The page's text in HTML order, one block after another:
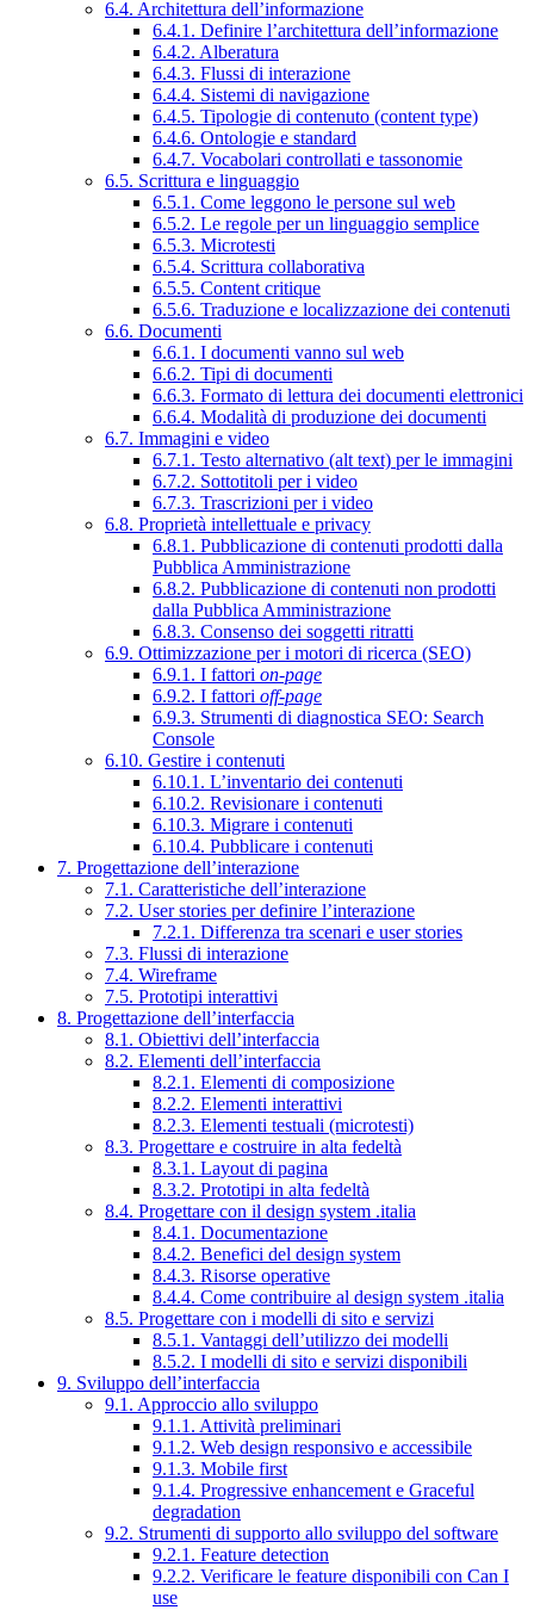
6.4. Architettura dell’informazione
6.4.1. Definire l’architettura dell’informazione
6.4.2. Alberatura
6.4.3. Flussi di interazione
6.4.4. Sistemi di navigazione
6.4.5. Tipologie di contenuto (content type)
6.4.6. Ontologie e standard
6.4.7. Vocabolari controllati e tassonomie
6.5. Scrittura e linguaggio
6.5.1. Come leggono le persone sul web
6.5.2. Le regole per un linguaggio semplice
6.5.3. Microtesti
6.5.4. Scrittura collaborativa
6.5.5. Content critique
6.5.6. Traduzione e localizzazione dei contenuti
6.6. Documenti
6.6.1. I documenti vanno sul web
6.6.2. Tipi di documenti
6.6.3. Formato di lettura dei documenti elettronici
6.6.4. Modalità di produzione dei documenti
6.7. Immagini e video
6.7.1. Testo alternativo (alt text) per le immagini
6.7.2. Sottotitoli per i video
6.7.3. Trascrizioni per i video
6.8. Proprietà intellettuale e privacy
6.8.1. Pubblicazione di contenuti prodotti dalla
Pubblica Amministrazione
6.8.2. Pubblicazione di contenuti non prodotti
dalla Pubblica Amministrazione
6.8.3. Consenso dei soggetti ritratti
6.9. Ottimizzazione per i motori di ricerca (SEO)
6.9.1. I fattori on-page
6.9.2. I fattori off-page
6.9.3. Strumenti di diagnostica SEO: Search
Console
6.10. Gestire i contenuti
6.10.1. L’inventario dei contenuti
6.10.2. Revisionare i contenuti
6.10.3. Migrare i contenuti
6.10.4. Pubblicare i contenuti
7. Progettazione dell’interazione
7.1. Caratteristiche dell’interazione
7.2. User stories per definire l’interazione
7.2.1. Differenza tra scenari e user stories
7.3. Flussi di interazione
7.4. Wireframe
7.5. Prototipi interattivi
8. Progettazione dell’interfaccia
8.1. Obiettivi dell’interfaccia
8.2. Elementi dell’interfaccia
8.2.1. Elementi di composizione
8.2.2. Elementi interattivi
8.2.3. Elementi testuali (microtesti)
8.3. Progettare e costruire in alta fedeltà
8.3.1. Layout di pagina
8.3.2. Prototipi in alta fedeltà
8.4. Progettare con il design system .italia
8.4.1. Documentazione
8.4.2. Benefici del design system
8.4.3. Risorse operative
8.4.4. Come contribuire al design system .italia
8.5. Progettare con i modelli di sito e servizi
8.5.1. Vantaggi dell’utilizzo dei modelli
8.5.2. I modelli di sito e servizi disponibili
9. Sviluppo dell’interfaccia
9.1. Approccio allo sviluppo
9.1.1. Attività preliminari
9.1.2. Web design responsivo e accessibile
9.1.3. Mobile first
9.1.4. Progressive enhancement e Graceful
degradation
9.2. Strumenti di supporto allo sviluppo del software
9.2.1. Feature detection
9.2.2. Verificare le feature disponibili con Can I
use